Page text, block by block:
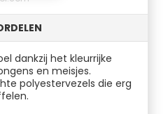
dankzij het kleurrijke
en meisjes.
polyestervezels die erg